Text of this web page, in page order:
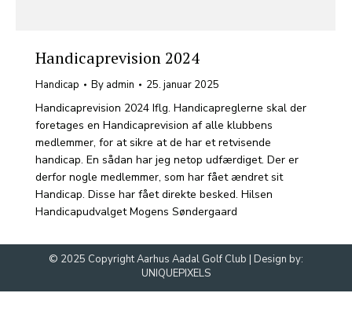
Handicaprevision 2024
Handicap By admin 25. januar 2025
Handicaprevision 2024 Iflg. Handicapreglerne skal der
foretages en Handicaprevision af alle klubbens
medlemmer, for at sikre at de har et retvisende
handicap. En sådan har jeg netop udfærdiget. Der er
derfor nogle medlemmer, som har fået ændret sit
Handicap. Disse har fået direkte besked. Hilsen
Handicapudvalget Mogens Søndergaard
© 2025 Copyright Aarhus Aadal Golf Club | Design by:
UNIQUEPIXELS